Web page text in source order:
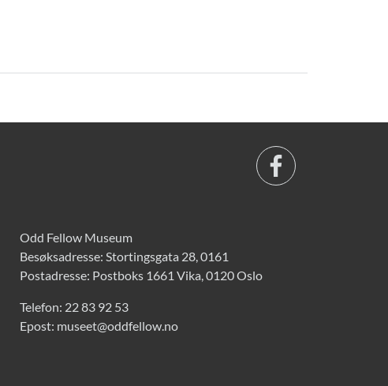
Odd Fellow Museum
Besøksadresse: Stortingsgata 28, 0161
Postadresse: Postboks 1661 Vika, 0120 Oslo
Telefon: 22 83 92 53
Epost: museet@oddfellow.no